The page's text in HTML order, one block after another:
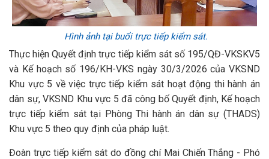
Hình ảnh tại buổi trực tiếp kiểm sát.
Thực hiện Quyết định trực tiếp kiểm sát số 195/QĐ-VKSKV5
và Kế hoạch số 196/KH-VKS ngày 30/3/2026 của VKSND
Khu vực 5 về việc trực tiếp kiểm sát hoạt động thi hành án
dân sự, VKSND Khu vực 5 đã công bố Quyết định, Kế hoạch
trực tiếp kiểm sát tại Phòng Thi hành án dân sự (THADS)
Khu vực 5 theo quy định của pháp luật.
Đoàn trực tiếp kiểm sát do đồng chí Mai Chiến Thắng - Phó